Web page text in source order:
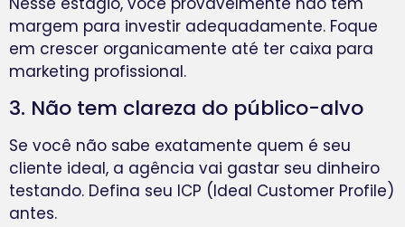
margem para investir adequadamente. Foque
em crescer organicamente até ter caixa para
marketing profissional.
3. Não tem clareza do público-alvo
Se você não sabe exatamente quem é seu
cliente ideal, a agência vai gastar seu dinheiro
testando. Defina seu ICP (Ideal Customer Profile)
antes.